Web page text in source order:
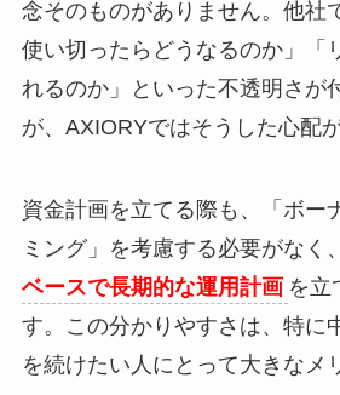
念そのものがありません。他社
使い切ったらどうなるのか」「
れるのか」といった不透明さが
が、AXIORYではそうした心配
資金計画を立てる際も、「ボー
ミング」を考慮する必要がなく、
ベースで長期的な運用計画 を立
す。この分かりやすさは、特に
を続けたい人にとって大きなメ